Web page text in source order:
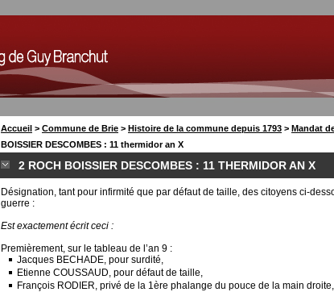
Accueil > Commune de Brie > Histoire de la commune depuis 1793 > Mandat
BOISSIER DESCOMBES : 11 thermidor an X
2 ROCH BOISSIER DESCOMBES : 11 THERMIDOR AN X
Désignation, tant pour infirmité que par défaut de taille, des citoyens ci-
guerre :
Est exactement écrit ceci :
Premièrement, sur le tableau de l’an 9 :
Jacques BECHADE, pour surdité,
Etienne COUSSAUD, pour défaut de taille,
François RODIER, privé de la 1ère phalange du pouce de la main droite,